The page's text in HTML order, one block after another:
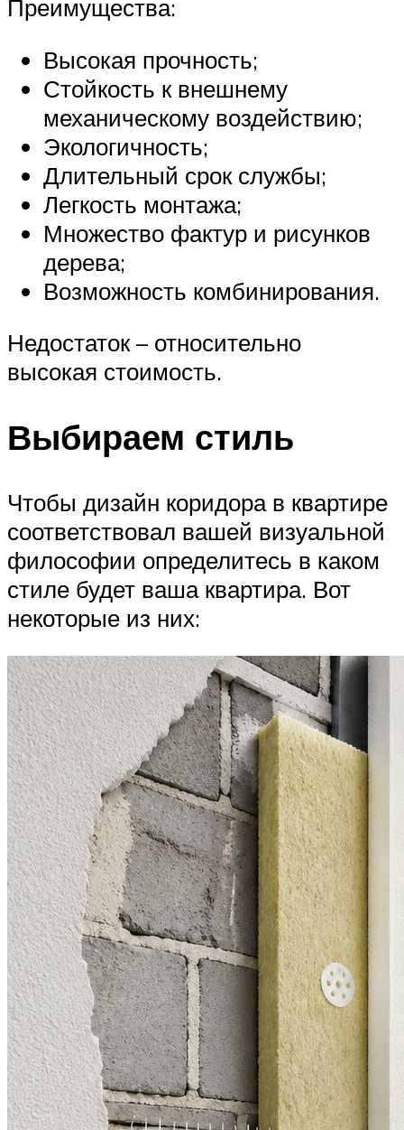
Преимущества:
Высокая прочность;
Стойкость к внешнему
механическому воздействию;
Экологичность;
Длительный срок службы;
Легкость монтажа;
Множество фактур и рисунков
дерева;
Возможность комбинирования.
Недостаток – относительно
высокая стоимость.
Выбираем стиль
Чтобы дизайн коридора в квартире
соответствовал вашей визуальной
философии определитесь в каком
стиле будет ваша квартира. Вот
некоторые из них: